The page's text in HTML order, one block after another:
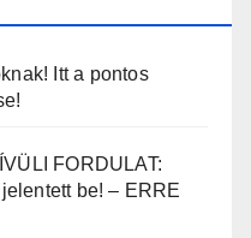
Itt a pontos
FORDULAT:
be! – ERRE